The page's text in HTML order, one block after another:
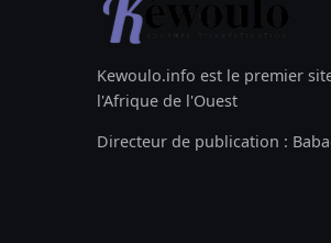
Kewoulo.info est le premier
l'Afrique de l'Ouest
Directeur de publication :